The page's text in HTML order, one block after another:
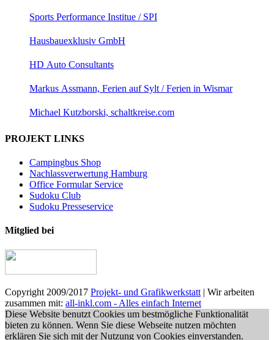
Sports Performance Institue / SPI
Hausbauexklusiv GmbH
HD Auto Consultants
Markus Assmann, Ferien auf Sylt / Ferien in Wismar
Michael Kutzborski, schaltkreise.com
PROJEKT LINKS
Campingbus Shop
Nachlassverwertung Hamburg
Office Formular Service
Sudoku Club
Sudoku Presseservice
Mitglied bei
Copyright 2009/2017 Projekt- und Grafikwerkstatt | Wir arbeiten
zusammen mit: all-inkl.com - Alles einfach Internet
Diese Website benutzt Cookies um bestmögliche Funktionalität
bieten zu können. Wenn Sie diese Webseite nutzen möchten
erklären Sie sich mit der Nutzung von Cookies einverstanden.